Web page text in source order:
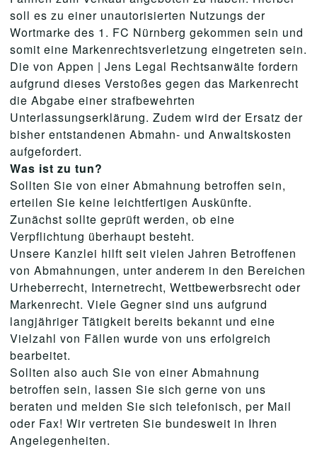
soll es zu einer unautorisierten Nutzungs der
Wortmarke des 1. FC Nürnberg gekommen sein und
somit eine Markenrechtsverletzung eingetreten sein.
Die von Appen | Jens Legal Rechtsanwälte fordern
aufgrund dieses Verstoßes gegen das Markenrecht
die Abgabe einer strafbewehrten
Unterlassungserklärung. Zudem wird der Ersatz der
bisher entstandenen Abmahn- und Anwaltskosten
aufgefordert.
Was ist zu tun?
Sollten Sie von einer Abmahnung betroffen sein,
erteilen Sie keine leichtfertigen Auskünfte.
Zunächst sollte geprüft werden, ob eine
Verpflichtung überhaupt besteht.
Unsere Kanzlei hilft seit vielen Jahren Betroffenen
von Abmahnungen, unter anderem in den Bereichen
Urheberrecht, Internetrecht, Wettbewerbsrecht oder
Markenrecht. Viele Gegner sind uns aufgrund
langjähriger Tätigkeit bereits bekannt und eine
Vielzahl von Fällen wurde von uns erfolgreich
bearbeitet.
Sollten also auch Sie von einer Abmahnung
betroffen sein, lassen Sie sich gerne von uns
beraten und melden Sie sich telefonisch, per Mail
oder Fax! Wir vertreten Sie bundesweit in Ihren
Angelegenheiten.